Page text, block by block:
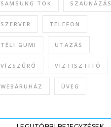
SAMSUNG TOK SZAUNÁZÁS
SZERVER TELEFON
TÉLI GUMI UTAZÁS
VÍZSZŰRŐ VÍZTISZTÍTÓ
WEBÁRUHÁZ ÜVEG